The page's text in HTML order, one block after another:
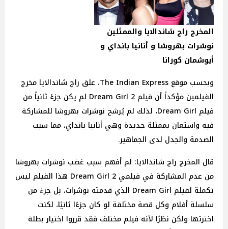
المخرج راج شاندالايا والممثلين
نوشرات بهروشا و أنانيا بانداي و
أيوشمان كورانا
وبحسب موقع The Indian Express، علق راج شاندالايا مخرج
الفيلمين مؤكداً أن فيلم Dream Girl 2 لم يكن جزءً ثانياً من
فيلم Dream Girl، لذلك لم يُرشح نوشرات بهروشا للمشاركة
فيه واستعان بممثلة جديدة وهي أنانيا بانداي، مما سبب
الصدمة والجدل لدى الجماهير.
قال المخرج راج شاندالايا: لم أفهم سبب غضب نوشرات بهروشا
من عدم المشاركة في فيلمي Dream Girl 2 هذا الفيلم ليس
تكملة لفيلم Dream Girl الذي قدمته نوشرات، بل جزءً من
سلسلة أفلام وكل قصة مختلفة لو كان جزءًا ثانيًا، لكنت
اخترتها ولكن نظرًا لأنه فيلم مختلف فقد قرروا اختيار بطلة